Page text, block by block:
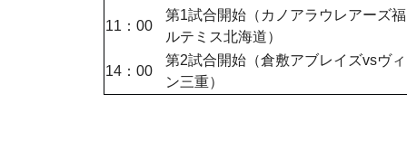
11：00
第1試合開始（カノアラウレアーズ
ルテミス北海道）
14：00
第2試合開始（倉敷アブレイズvsヴ
ン三重）